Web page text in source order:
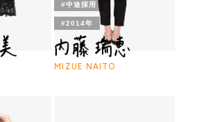
MIZUE NAITO
#中途採用
#2014年